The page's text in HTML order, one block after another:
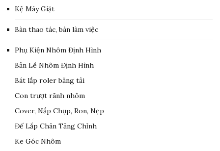
Kệ Máy Giặt
Bàn thao tác, bàn làm việc
Phụ Kiện Nhôm Định Hình
Bản Lề Nhôm Định Hình
Bát lắp roler băng tải
Con trượt rãnh nhôm
Cover, Nắp Chụp, Ron, Nẹp
Đế Lắp Chân Tăng Chỉnh
Ke Góc Nhôm